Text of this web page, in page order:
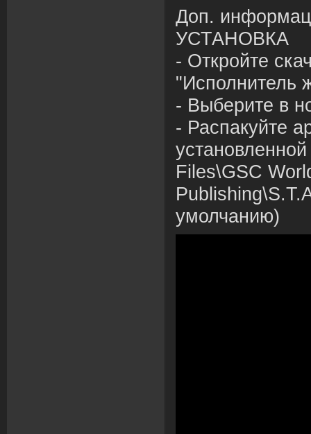
Доп.
УСТАНОВКА
- Откройте
"Исполнитель
- Выберите в
- Распакуйте
Files\GSC
умолчанию)